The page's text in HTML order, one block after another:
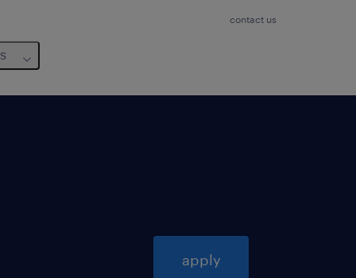
contact us
apply